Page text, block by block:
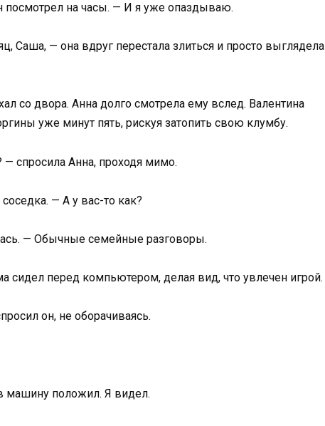
посмотрел на часы. — И я уже опаздываю.
Саша, — она вдруг перестала злиться и просто выглядела
со двора. Анна долго смотрела ему вслед. Валентина
уже минут пять, рискуя затопить свою клумбу.
спросила Анна, проходя мимо.
— А у вас-то как?
— Обычные семейные разговоры.
сидел перед компьютером, делая вид, что увлечен игрой.
он, не оборачиваясь.
машину положил. Я видел.